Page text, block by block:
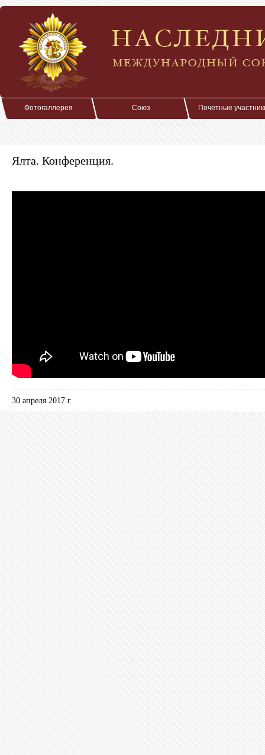
Фотогаллерея Союз Почетные
Ялта. Конференция.
30 апреля 2017 г.